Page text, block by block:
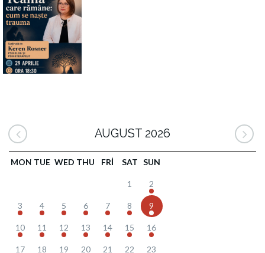
AUGUST 2026
MON TUE WED THU FRI SAT SUN
1 2
3 4 5 6 7 8 9
10 11 12 13 14 15 16
17 18 19 20 21 22 23